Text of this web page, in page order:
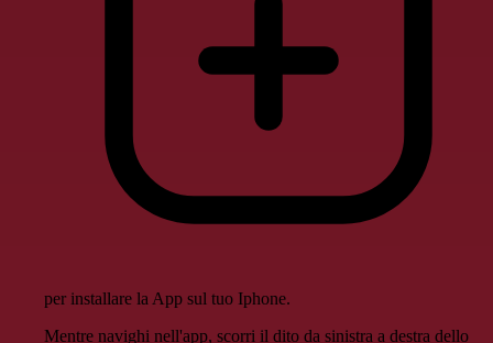
per installare la App sul tuo Iphone.
Mentre navighi nell'app, scorri il dito da sinistra a destra dello